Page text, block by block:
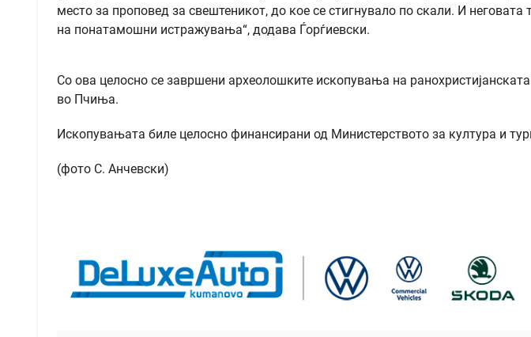
место за проповед за свештеникот, до кое се стигнувало по скали. И неговата
на понатамошни истражувања“, додава Ѓорѓиевски.
Со ова целосно се завршени археолошките ископувања на
во Пчиња.
Ископувањата биле целосно финансирани од Министерството за култура и
(фото С. Анчевски)